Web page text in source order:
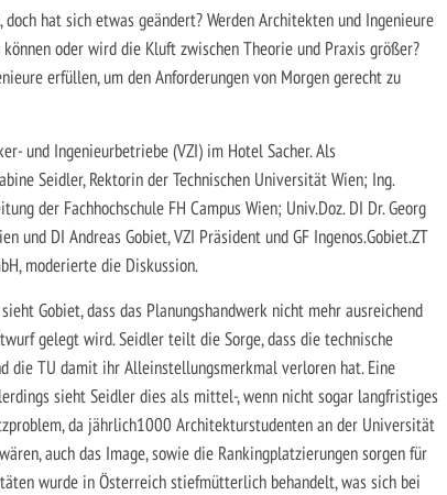
hat sich etwas geändert? Werden Architekten und Ingenieure
oder wird die Kluft zwischen Theorie und Praxis größer?
erfüllen, um den Anforderungen von Morgen gerecht zu
und Ingenieurbetriebe (VZI) im Hotel Sacher. Als
Seidler, Rektorin der Technischen Universität Wien; Ing.
der Fachhochschule FH Campus Wien; Univ.Doz. DI Dr. Georg
und DI Andreas Gobiet, VZI Präsident und GF Ingenos.Gobiet.ZT
moderierte die Diskussion.
Gobiet, dass das Planungshandwerk nicht mehr ausreichend
gelegt wird. Seidler teilt die Sorge, dass die technische
die TU damit ihr Alleinstellungsmerkmal verloren hat. Eine
sieht Seidler dies als mittel-, wenn nicht sogar langfristiges
da jährlich1000 Architekturstudenten an der Universität
auch das Image, sowie die Rankingplatzierungen sorgen für
wurde in Österreich stiefmütterlich behandelt, was sich bei